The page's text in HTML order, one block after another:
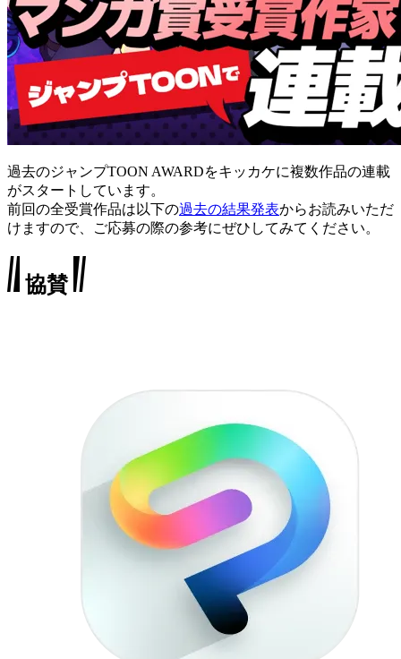
過去のジャンプTOON AWARDをキッカケに複数作品の連載
がスタートしています。
前回の全受賞作品は以下の過去の結果発表からお読みいただ
けますので、ご応募の際の参考にぜひしてみてください。
協賛